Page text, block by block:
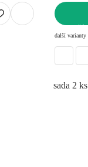
další varianty
sada 2 ks